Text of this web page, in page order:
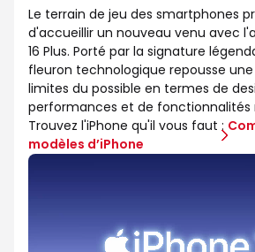
Le terrain de jeu des smartphones
d'accueillir un nouveau venu avec
16 Plus. Porté par la signature
fleuron technologique repousse
limites du possible en termes de
performances et de fonctionnalités
Trouvez l'iPhone qu'il vous faut :
modèles d’iPhone